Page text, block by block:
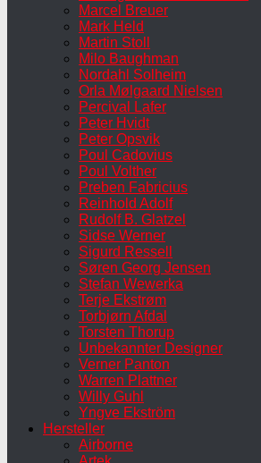
Marcel Breuer
Mark Held
Martin Stoll
Milo Baughman
Nordahl Solheim
Orla Mølgaard Nielsen
Percival Lafer
Peter Hvidt
Peter Opsvik
Poul Cadovius
Poul Volther
Preben Fabricius
Reinhold Adolf
Rudolf B. Glatzel
Sidse Werner
Sigurd Ressell
Søren Georg Jensen
Stefan Wewerka
Terje Ekstrøm
Torbjørn Afdal
Torsten Thorup
Unbekannter Designer
Verner Panton
Warren Plattner
Willy Guhl
Yngve Ekström
Hersteller
Airborne